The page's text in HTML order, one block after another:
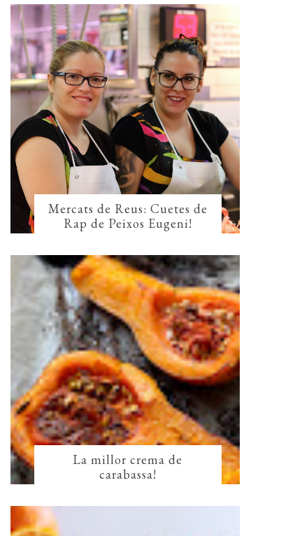
Mercats de Reus: Cuetes de
Rap de Peixos Eugeni!
La millor crema de
carabassa!